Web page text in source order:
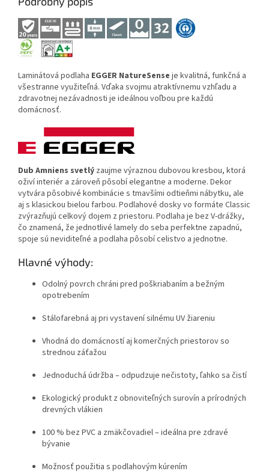
Laminátová podlaha EGGER NatureSense je kvalitná, funkčná a
všestranne využiteľná. Vďaka svojmu atraktívnemu vzhľadu a
zdravotnej nezávadnosti je ideálnou voľbou pre každú
domácnosť.
Dub Amniens svetlý zaujme výraznou dubovou kresbou, ktorá
oživí interiér a zároveň pôsobí elegantne a moderne. Dekor
vytvára pôsobivé kombinácie s tmavšími odtieňmi nábytku, ale
aj s klasickou bielou farbou. Podlahové dosky vo formáte Classic
zvýrazňujú celkový dojem z priestoru. Podlaha je bez V-drážky,
čo znamená, že jednotlivé lamely do seba perfektne zapadnú,
spoje sú neviditeľné a podlaha pôsobí celistvo a jednotne.
Hlavné výhody:
Odolný povrch chráni pred poškriabaním a bežným
opotrebením
Stálofarebná aj pri vystavení silnému UV žiareniu
Vhodná do domácností aj komerčných priestorov so
strednou záťažou
Jednoduchá údržba – odpudzuje nečistoty, ľahko sa čistí
Ekologický produkt z obnoviteľných surovín a prírodných
drevných vlákien
100 % bez PVC a zmäkčovadiel – ideálna pre zdravé
bývanie
Možnosť použitia s podlahovým kúrením